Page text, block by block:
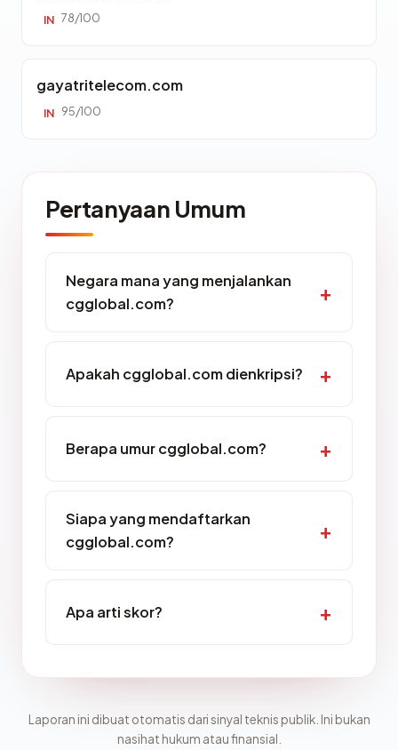
IN 78/100
gayatritelecom.com
IN 95/100
Pertanyaan Umum
Negara mana yang menjalankan
cgglobal.com?
Apakah cgglobal.com dienkripsi?
Berapa umur cgglobal.com?
Siapa yang mendaftarkan
cgglobal.com?
Apa arti skor?
Laporan ini dibuat otomatis dari sinyal teknis publik. Ini bukan
nasihat hukum atau finansial.